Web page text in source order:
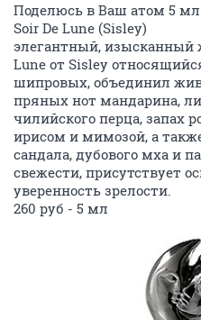
Поделюсь в Ваш атом 5
Soir De Lune (Sisley)
элегантный, изысканный
Lune от Sisley
шипровых, объединил
пряных нот мандарина,
чилийского перца, запах
ирисом и мимозой, а
сандала, дубового мха и
свежести, присутствует
уверенность зрелости.
260 руб - 5 мл